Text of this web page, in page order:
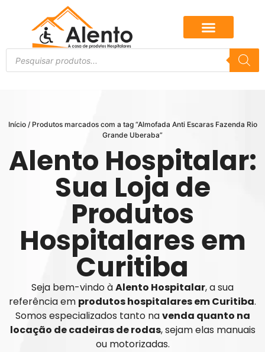
Início/ Produtos marcados com a tag “Almofada Anti Escaras Fazenda Rio
Grande Uberaba”
Alento Hospitalar:
Sua Loja de
Produtos
Hospitalares em
Curitiba
Seja bem-vindo àAlento Hospitalar, a sua
referência em produtos hospitalares em Curitiba.
Somos especializados tanto navenda quanto na
locação de cadeiras de rodas, sejam elas manuais
ou motorizadas.